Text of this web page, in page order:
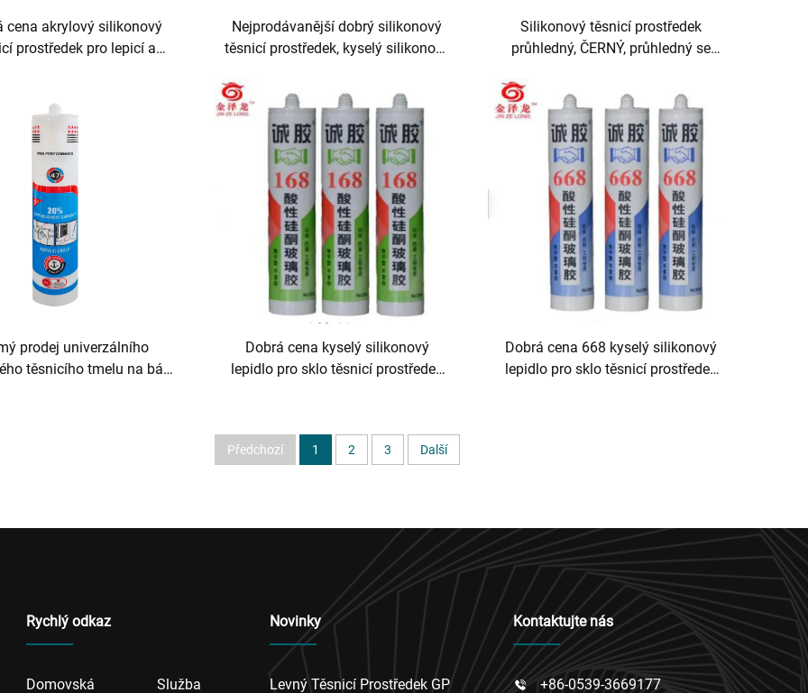
cena akrylový silikonový
prostředek pro lepicí a
Nejprodávanější dobrý silikonový
těsnicí prostředek, kyselý silikonový
Silikonový těsnicí prostředek
průhledný, ČERNÝ, průhledný se
prodej univerzálního
těsnicího tmelu na bázi
Dobrá cena kyselý silikonový
lepidlo pro sklo těsnicí prostředek
Dobrá cena 668 kyselý silikonový
lepidlo pro sklo těsnicí prostředek
Předchozí 1 2 3 Další
Rychlý odkaz
Domovská Služba
Novinky
Levný Těsnicí Prostředek GP
Kontaktujte nás
 +86-0539-3669177